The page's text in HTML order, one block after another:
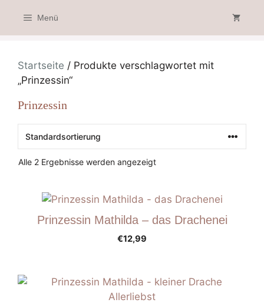
Inhalt
springen
Menü
Startseite / Produkte verschlagwortet mit
„Prinzessin“
Prinzessin
Alle 2 Ergebnisse werden angezeigt
Prinzessin Mathilda – das Drachenei
€12,99